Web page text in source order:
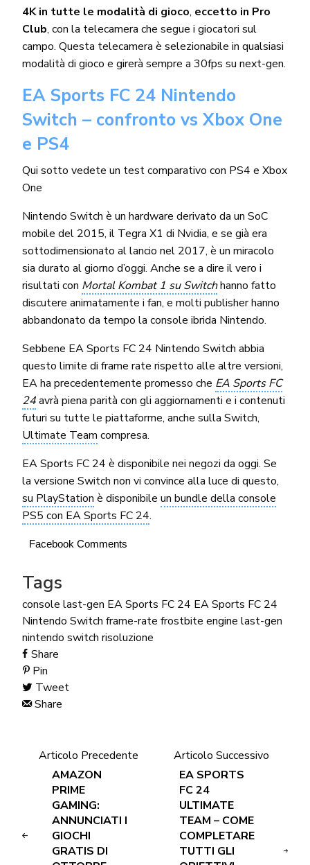
4K in tutte le modalità di gioco, eccetto in Pro
Club, con la telecamera che segue i giocatori sul
campo. Questa telecamera è selezionabile in qualsiasi
modalità di gioco e girerà sempre a 30fps su next-gen.
EA Sports FC 24 Nintendo
Switch – confronto vs Xbox One
e PS4
Qui sotto vedete un test comparativo con PS4 e Xbox
One
Nintendo Switch è un hardware derivato da un SoC
mobile del 2015, il Tegra X1 di Nvidia, e se già era
sottodimensionato al lancio nel 2017, è un miracolo
sia durato al giorno d’oggi. Anche se a dire il vero i
risultati con Mortal Kombat 1 su Switchhanno fatto
discutere animatamente i fan, e molti publisher hanno
abbandonato da tempo la console ibrida Nintendo.
Sebbene EA Sports FC 24 Nintendo Switch abbia
questo limite di frame rate rispetto alle altre versioni,
EA ha precedentemente promesso che EA Sports FC
24avrà piena parità con gli aggiornamenti e i contenuti
futuri su tutte le piattaforme, anche sulla Switch,
Ultimate Team compresa.
EA Sports FC 24 è disponibile nei negozi da oggi. Se
la versione Switch non vi convince alla luce di questo,
su PlayStation è disponibileun bundle della console
PS5 con EA Sports FC 24.
Facebook Comments
Tags
console last-gen EA Sports FC 24 EA Sports FC 24
Nintendo Switch frame-rate frostbite engine last-gen
nintendo switch risoluzione
Share
Pin
Tweet
Share
Articolo Precedente
AMAZON
PRIME
GAMING:
ANNUNCIATI I
GIOCHI
GRATIS DI
Articolo Successivo
EA SPORTS
FC 24
ULTIMATE
TEAM – COME
COMPLETARE
TUTTI GLI